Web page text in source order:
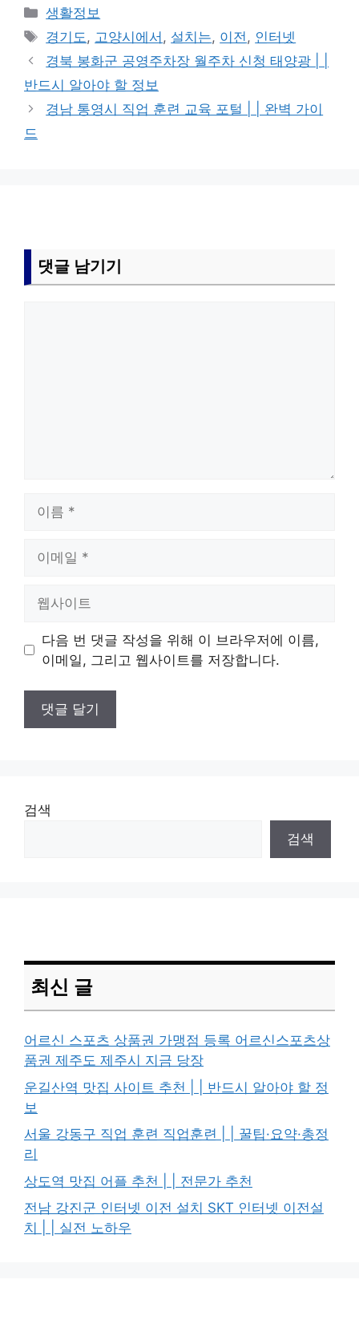
카
테
고
리
생활정보
태
그
경기도 , 고양시에서 , 설치는, 이전 , 인터넷
경북 봉화군 공영주차장 월주차 신청 태양광 | |
반드시 알아야 할 정보
경남 통영시 직업 훈련 교육 포털 | | 완벽 가이
드
댓글 남기기
트
다음 번 댓글 작성을 위해 이 브라우저에 이름,
이메일, 그리고 웹사이트를 저장합니다.
검색
검색
최신 글
어르신 스포츠 상품권 가맹점 등록 어르신스포츠상
품권 제주도 제주시 지금 당장
운길산역 맛집 사이트 추천 | | 반드시 알아야 할 정
보
서울 강동구 직업 훈련 직업훈련 | | 꿀팁·요약·총정
리
상도역 맛집 어플 추천 | | 전문가 추천
전남 강진군 인터넷 이전 설치 SKT 인터넷 이전설
치 | | 실전 노하우